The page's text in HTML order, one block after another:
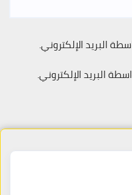
البريد الإلكتروني.
البريد الإلكتروني.